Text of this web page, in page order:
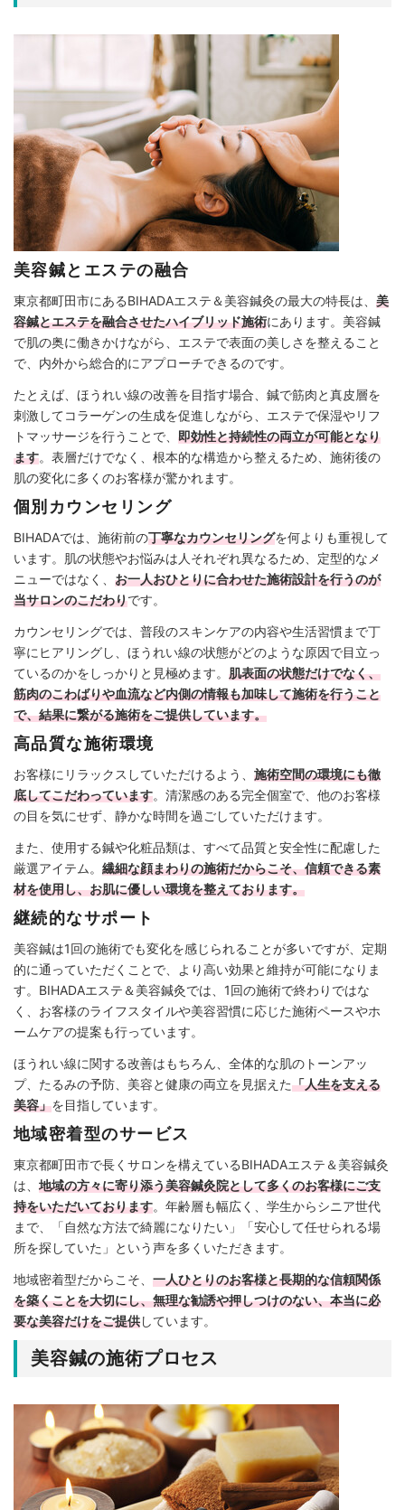
美容鍼とエステの融合
東京都町田市にあるBIHADAエステ＆美容鍼灸の最大の特長は、 美
容鍼とエステを融合させたハイブリッド施術にあります。美容鍼
で肌の奥に働きかけながら、エステで表面の美しさを整えること
で、内外から総合的にアプローチできるのです。
たとえば、ほうれい線の改善を目指す場合、鍼で筋肉と真皮層を
刺激してコラーゲンの生成を促進しながら、エステで保湿やリフ
トマッサージを行うことで、 即効性と持続性の両立が可能となり
ます。表層だけでなく、根本的な構造から整えるため、施術後の
肌の変化に多くのお客様が驚かれます。
個別カウンセリング
BIHADAでは、施術前の丁寧なカウンセリングを何よりも重視して
います。肌の状態やお悩みは人それぞれ異なるため、定型的なメ
ニューではなく、 お一人おひとりに合わせた施術設計を行うのが
当サロンのこだわりです。
カウンセリングでは、普段のスキンケアの内容や生活習慣まで丁
寧にヒアリングし、ほうれい線の状態がどのような原因で目立っ
ているのかをしっかりと見極めます。 肌表面の状態だけでなく、
筋肉のこわばりや血流など内側の情報も加味して施術を行うこと
で、結果に繋がる施術をご提供しています。
高品質な施術環境
お客様にリラックスしていただけるよう、 施術空間の環境にも徹
底してこだわっています。清潔感のある完全個室で、他のお客様
の目を気にせず、静かな時間を過ごしていただけます。
また、使用する鍼や化粧品類は、すべて品質と安全性に配慮した
厳選アイテム。 繊細な顔まわりの施術だからこそ、信頼できる素
材を使用し、お肌に優しい環境を整えております。
継続的なサポート
美容鍼は1回の施術でも変化を感じられることが多いですが、定期
的に通っていただくことで、より高い効果と維持が可能になりま
す。BIHADAエステ＆美容鍼灸では、1回の施術で終わりではな
く、お客様のライフスタイルや美容習慣に応じた施術ペースやホ
ームケアの提案も行っています。
ほうれい線に関する改善はもちろん、全体的な肌のトーンアッ
プ、たるみの予防、美容と健康の両立を見据えた「人生を支える
美容」を目指しています。
地域密着型のサービス
東京都町田市で長くサロンを構えているBIHADAエステ＆美容鍼灸
は、 地域の方々に寄り添う美容鍼灸院として多くのお客様にご支
持をいただいております。年齢層も幅広く、学生からシニア世代
まで、「自然な方法で綺麗になりたい」「安心して任せられる場
所を探していた」という声を多くいただきます。
地域密着型だからこそ、 一人ひとりのお客様と長期的な信頼関係
を築くことを大切にし、無理な勧誘や押しつけのない、本当に必
要な美容だけをご提供しています。
美容鍼の施術プロセス